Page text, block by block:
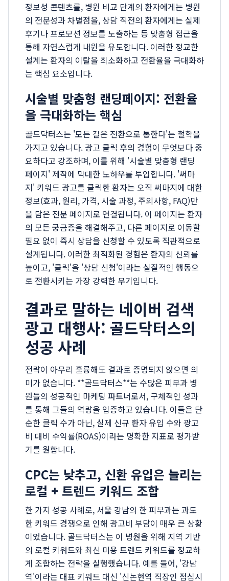
정보성 콘텐츠를, 병원 비교 단계의 환자에게는 병원
의 전문성과 차별점을, 상담 직전의 환자에게는 실제
후기나 프로모션 정보를 노출하는 등 맞춤형 접근을
통해 자연스럽게 내원을 유도합니다. 이러한 정교한
설계는 환자의 이탈을 최소화하고 전환율을 극대화하
는 핵심 요소입니다.
시술별 맞춤형 랜딩페이지: 전환율
을 극대화하는 핵심
골드닥터스는 '모든 길은 전환으로 통한다'는 철학을
가지고 있습니다. 광고 클릭 후의 경험이 무엇보다 중
요하다고 강조하며, 이를 위해 '시술별 맞춤형 랜딩
페이지' 제작에 막대한 노하우를 투입합니다. '써마
지' 키워드 광고를 클릭한 환자는 오직 써마지에 대한
정보(효과, 원리, 가격, 시술 과정, 주의사항, FAQ)만
을 담은 전문 페이지로 연결됩니다. 이 페이지는 환자
의 모든 궁금증을 해결해주고, 다른 페이지로 이동할
필요 없이 즉시 상담을 신청할 수 있도록 직관적으로
설계됩니다. 이러한 최적화된 경험은 환자의 신뢰를
높이고, '클릭'을 '상담 신청'이라는 실질적인 행동으
로 전환시키는 가장 강력한 무기입니다.
결과로 말하는 네이버 검색
광고 대행사: 골드닥터스의
성공 사례
전략이 아무리 훌륭해도 결과로 증명되지 않으면 의
미가 없습니다. **골드닥터스**는 수많은 피부과 병
원들의 성공적인 마케팅 파트너로서, 구체적인 성과
를 통해 그들의 역량을 입증하고 있습니다. 이들은 단
순한 클릭 수가 아닌, 실제 신규 환자 유입 수와 광고
비 대비 수익률(ROAS)이라는 명확한 지표로 평가받
기를 원합니다.
CPC는 낮추고, 신환 유입은 늘리는
로컬 + 트렌드 키워드 조합
한 가지 성공 사례로, 서울 강남의 한 피부과는 과도
한 키워드 경쟁으로 인해 광고비 부담이 매우 큰 상황
이었습니다. 골드닥터스는 이 병원을 위해 지역 기반
의 로컬 키워드와 최신 미용 트렌드 키워드를 정교하
게 조합하는 전략을 실행했습니다. 예를 들어, '강남
역'이라는 대표 키워드 대신 '신논현역 직장인 점심시